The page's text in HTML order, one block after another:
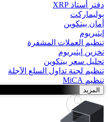
دفتر أستاذ XRP
بوليماركت
أمان بيتكوين
إيثيريوم
تنظيم العملات المشفرة
تخزين إيثيريوم
تحليل سعر بيتكوين
تنظيم لجنة تداول السلع الآجلة
تنظيم MiCA
المزيد